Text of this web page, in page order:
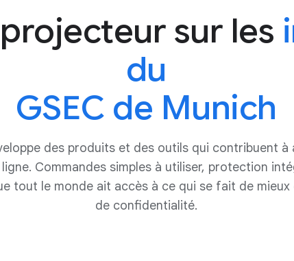
sur les
du
GSEC de Munich
des produits et des outils qui contribuent
Commandes simples à utiliser, protection
tout le monde ait accès à ce qui se fait de
de confidentialité.